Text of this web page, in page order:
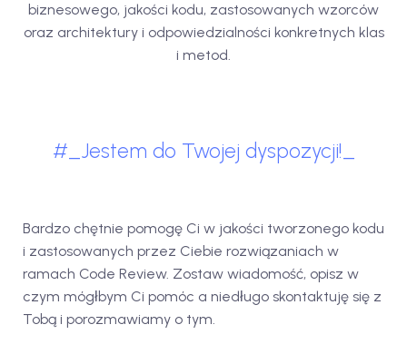
biznesowego, jakości kodu, zastosowanych wzorców
oraz architektury i odpowiedzialności konkretnych klas
i metod.
Jestem do Twojej dyspozycji!
Bardzo chętnie pomogę Ci w jakości tworzonego kodu
i zastosowanych przez Ciebie rozwiązaniach w
ramach Code Review. Zostaw wiadomość, opisz w
czym mógłbym Ci pomóc a niedługo skontaktuję się z
Tobą i porozmawiamy o tym.